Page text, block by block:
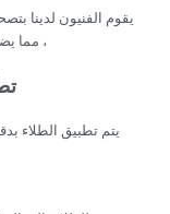
‏يقوم الفنيون لدينا
، مما
‏يتم تطبيق الطلاء